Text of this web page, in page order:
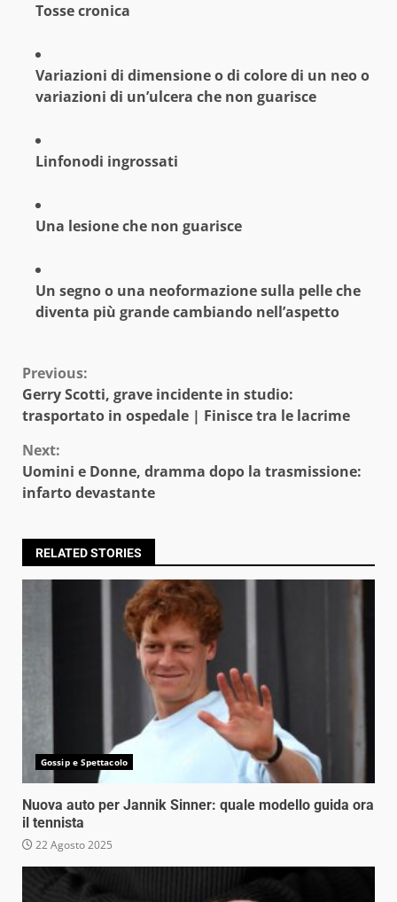
Tosse cronica
Variazioni di dimensione o di colore di un neo o
variazioni di un’ulcera che non guarisce
Linfonodi ingrossati
Una lesione che non guarisce
Un segno o una neoformazione sulla pelle che
diventa più grandecambiando nell’aspetto
Continue
Reading
Previous:
Gerry Scotti, grave incidente in studio:
trasportato in ospedale | Finisce tra le lacrime
Next:
Uomini e Donne, dramma dopo la trasmissione:
infarto devastante
RELATED STORIES
Gossip e Spettacolo
Nuova auto per Jannik Sinner: quale modello guida ora
il tennista
22 Agosto 2025